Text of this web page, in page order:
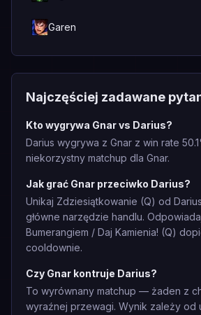
Garen
Najczęściej zadawane
Kto wygrywa Gnar vs Darius?
Darius wygrywa z Gnar z win rate
niekorzystny matchup dla Gnar.
Jak grać Gnar przeciwko Darius?
Unikaj Zdziesiątkowanie (Q) od
główne narzędzie handlu.
Bumerangiem / Daj Kamienia! (Q)
cooldownie.
Czy Gnar kontruje Darius?
To wyrównany matchup — żaden z
wyraźnej przewagi. Wynik zależy od